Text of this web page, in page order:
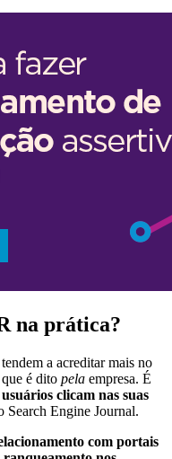
na prática?
a acreditar mais no
é dito pela empresa. É
clicam nas suas
Search Engine Journal.
com portais